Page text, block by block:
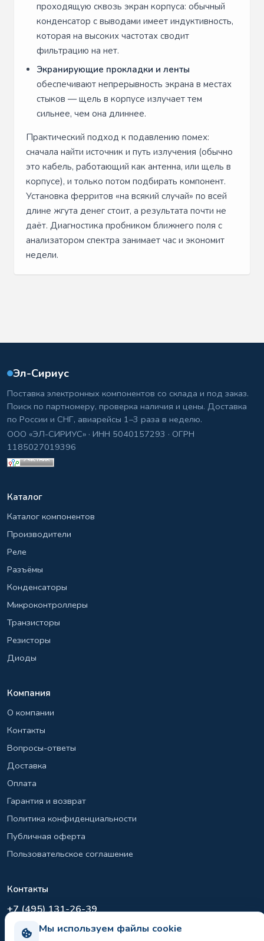
Мы используем файлы cookie
проходящую сквозь экран корпуса: обычный
конденсатор с выводами имеет индуктивность,
которая на высоких частотах сводит
фильтрацию на нет.
Экранирующие прокладки и ленты
обеспечивают непрерывность экрана в местах
стыков — щель в корпусе излучает тем
сильнее, чем она длиннее.
Практический подход к подавлению помех:
сначала найти источник и путь излучения (обычно
это кабель, работающий как антенна, или щель в
корпусе), и только потом подбирать компонент.
Установка ферритов «на всякий случай» по всей
длине жгута денег стоит, а результата почти не
даёт. Диагностика пробником ближнего поля с
анализатором спектра занимает час и экономит
недели.
Эл-Сириус
Поставка электронных компонентов со склада и под заказ.
Поиск по партномеру, проверка наличия и цены. Доставка
по России и СНГ, авиарейсы 1–3 раза в неделю.
ООО «ЭЛ-СИРИУС» · ИНН 5040157293 · ОГРН
1185027019396
Каталог
Каталог компонентов
Производители
Реле
Разъёмы
Конденсаторы
Микроконтроллеры
Транзисторы
Резисторы
Диоды
Компания
О компании
Контакты
Вопросы-ответы
Доставка
Оплата
Гарантия и возврат
Политика конфиденциальности
Публичная оферта
Пользовательское соглашение
Контакты
+7 (495) 131-26-39
info@el-sirius.ru